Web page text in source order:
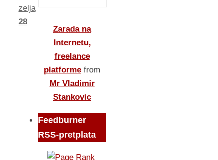
zelja
28
Zarada na
Internetu,
freelance
platforme from
Mr Vladimir
Stankovic
Feedburner
RSS-pretplata